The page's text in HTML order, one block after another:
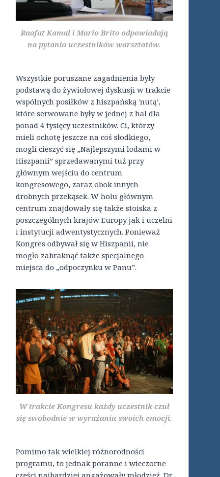
Raafat Kamal i Mario Brito odpowiadają
na pytania uczestników warsztatów.
Wszystkie poruszane zagadnienia były
podstawą do żywiołowej dyskusji w trakcie
wspólnych posiłków z hiszpańską 'nutą’,
które serwowane były w jednej z hal dla
ponad 4 tysięcy uczestników. Ci, którzy
mieli ochotę jeszcze na coś słodkiego,
mogli cieszyć się „Najlepszymi lodami w
Hiszpanii” sprzedawanymi tuż przy
głównym wejściu do centrum
kongresowego, zaraz obok innych
drobnych przekąsek. W holu głównym
centrum znajdowały się także stoiska z
poszczególnych krajów Europy jak i uczelni
i instytucji adwentystycznych. Ponieważ
Kongres odbywał się w Hiszpanii, nie
mogło zabraknąć także specjalnego
miejsca do „odpoczynku w Panu”.
W trakcie Kongresu każdy uczestnik czuł
się swobodnie w wyrażaniu swoich emocji.
Pomimo tak wielkiej różnorodności
programu, to jednak poranne i wieczorne
części najbardziej angażowały młodzież. Dr